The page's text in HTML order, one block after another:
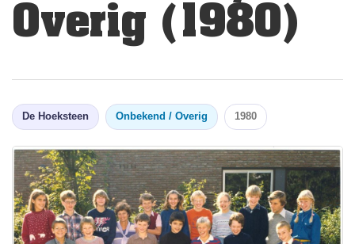
Overig (1980)
De Hoeksteen Onbekend / Overig 1980